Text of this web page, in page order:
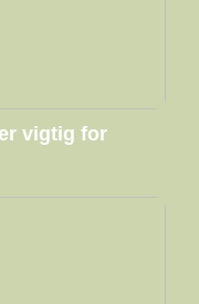
vigtig for